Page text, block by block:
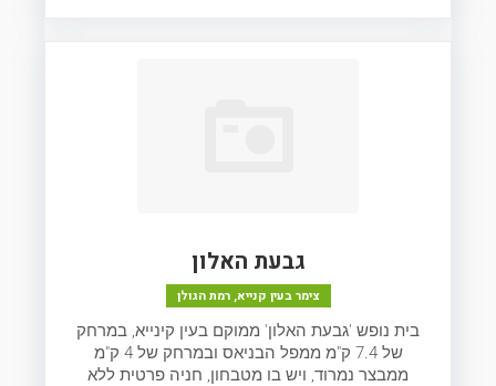
גבעת האלון
צימר בעין קנייא, רמת הגולן
בית נופש 'גבעת האלון' ממוקם בעין קינייא, במרחק
של 7.4 ק"מ ממפל הבניאס ובמרחק של 4 ק"מ
ממבצר נמרוד, ויש בו מטבחון, חניה פרטית ללא